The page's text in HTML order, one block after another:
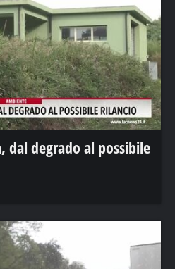
dal degrado al possibile